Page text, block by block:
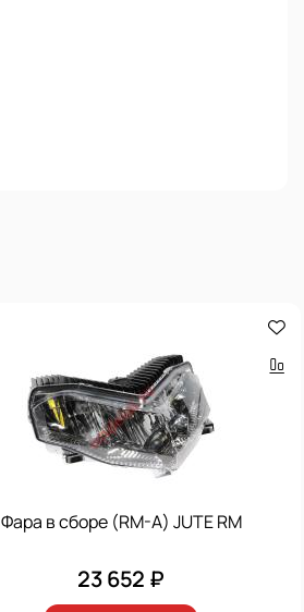
Фара в сборе (RM-A) JUTE RM
23 652 ₽